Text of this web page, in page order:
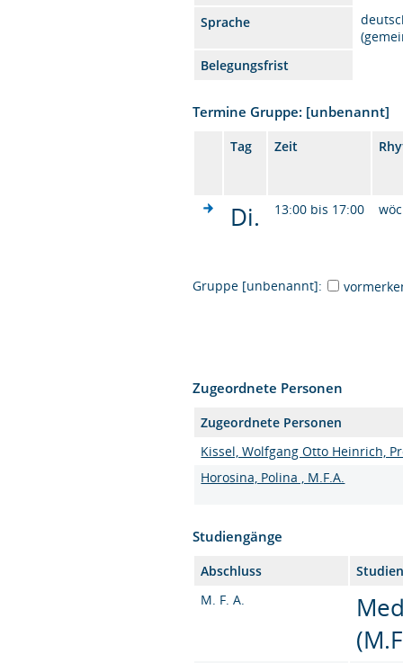
Sprache
Belegungsfrist
Termine Gruppe: [unbenannt]
Tag Zeit
Di. 13:00 bis 17:00
Gruppe [unbenannt]:
Zugeordnete Personen
Zugeordnete Personen
Kissel, Wolfgang Otto Heinrich,
Horosina, Polina , M.F.A.
Studiengänge
Abschluss
M. F. A.